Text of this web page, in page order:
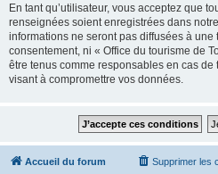
En tant qu’utilisateur, vous acceptez que
renseignées soient enregistrées dans
informations ne seront pas diffusées à une
consentement, ni « Office du tourisme de
être tenus comme responsables en cas
visant à compromettre vos données.
Accueil du forum Supprimer les